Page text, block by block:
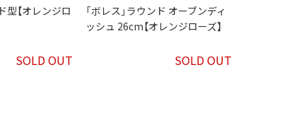
型【オレンジロ
SOLD OUT
「ボレス」ラウンド オーブンディ
ッシュ 26cm【オレンジローズ】
SOLD OUT